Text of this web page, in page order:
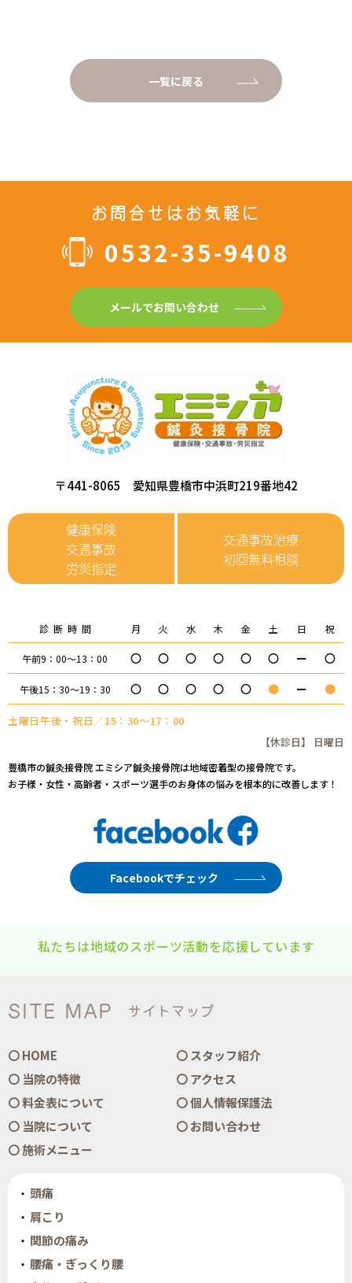
一覧に戻る
お問合せはお気軽に
0532-35-9408
メールでお問い合わせ
〒441-8065 愛知県豊橋市中浜町219番地42
健康保険
交通事故
労災指定
交通事故治療
初回無料相談
診断時間 月 火 水 木 金 土 日 祝
午前9：00～13：00 〇 〇 〇 〇 〇 〇 ー 〇
午後15：30～19：30 〇 〇 〇 〇 〇 ● ー ●
土曜日午後・祝日／15：30～17：00
【休診日】 日曜日
豊橋市の鍼灸接骨院 エミシア鍼灸接骨院は地域密着型の接骨院です。
お子様・女性・高齢者・スポーツ選手のお身体の悩みを根本的に改善します！
Facebookでチェック
私たちは地域のスポーツ活動を応援しています
SITE MAP サイトマップ
HOME
当院の特徴
料金表について
当院について
スタッフ紹介
アクセス
個人情報保護法
お問い合わせ
施術メニュー
頭痛
肩こり
関節の痛み
腰痛・ぎっくり腰